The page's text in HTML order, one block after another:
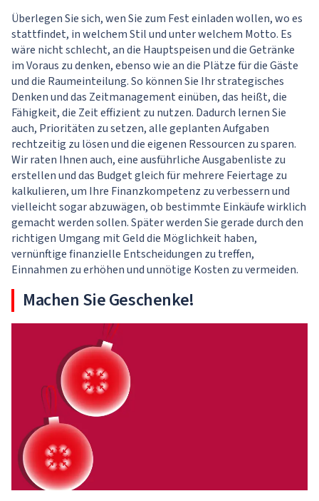
Überlegen Sie sich, wen Sie zum Fest einladen wollen, wo es
stattfindet, in welchem Stil und unter welchem Motto. Es
wäre nicht schlecht, an die Hauptspeisen und die Getränke
im Voraus zu denken, ebenso wie an die Plätze für die Gäste
und die Raumeinteilung. So können Sie Ihr strategisches
Denken und das Zeitmanagement einüben, das heißt, die
Fähigkeit, die Zeit effizient zu nutzen. Dadurch lernen Sie
auch, Prioritäten zu setzen, alle geplanten Aufgaben
rechtzeitig zu lösen und die eigenen Ressourcen zu sparen.
Wir raten Ihnen auch, eine ausführliche Ausgabenliste zu
erstellen und das Budget gleich für mehrere Feiertage zu
kalkulieren, um Ihre Finanzkompetenz zu verbessern und
vielleicht sogar abzuwägen, ob bestimmte Einkäufe wirklich
gemacht werden sollen. Später werden Sie gerade durch den
richtigen Umgang mit Geld die Möglichkeit haben,
vernünftige finanzielle Entscheidungen zu treffen,
Einnahmen zu erhöhen und unnötige Kosten zu vermeiden.
Machen Sie Geschenke!